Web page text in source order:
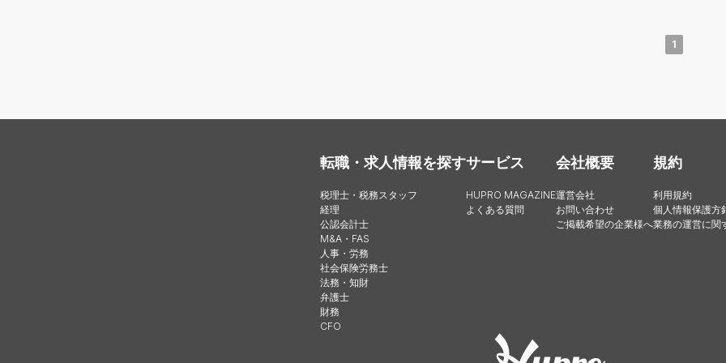
1
転職・求人情報を探す
税理士・税務スタッフ
経理
公認会計士
M&A・FAS
人事・労務
社会保険労務士
法務・知財
弁護士
財務
CFO
サービス
HUPRO MAGAZINE
よくある質問
会社概要
運営会社
お問い合わせ
ご掲載希望の企業様へ
規約
利用規約
個人情報保護方
業務の運営に関